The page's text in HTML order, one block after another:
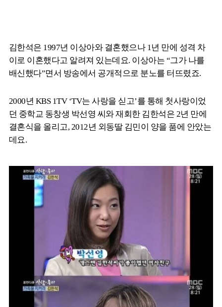
김한석은 1997년 이상아와 결혼했으나 1년 만에 성격 차
이로 이혼했다고 알려져 있는데요. 이상아는 “그가 나를
배신했다”면서 방송에서 공개적으로 분노를 터뜨렸죠.
2000년 KBS 1TV ‘TV는 사랑을 싣고’를 통해 첫사랑이었
던 중학교 동창생 박선영 씨와 재회한 김한석은 2년 만에
결혼식을 올리고, 2012년 외동딸 김민이 양을 품에 안았는
데요.